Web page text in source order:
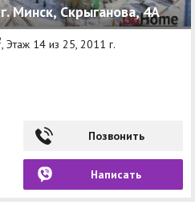
Минск, Скрыганова, 4А
, Этаж 14 из 25, 2011 г.
Позвонить
Написать